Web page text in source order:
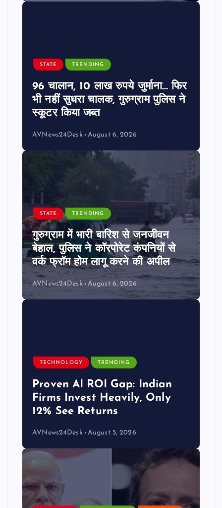
STATE TRENDING
96 चालान, 10 लाख रुपये जुर्माना… फिर
भी नहीं सुधरा चालक, गुरुग्राम पुलिस ने
स्कूटर किया जब्त
AVNews24Desk August 6, 2026
STATE TRENDING
गुरुग्राम में भारी बारिश से जनजीवन
बेहाल, पुलिस ने कॉरपोरेट कंपनियों से
वर्क फ्रॉम होम लागू करने की अपील
AVNews24Desk August 6, 2026
TECHNOLOGY TRENDING
Proven AI ROI Gap: Indian
Firms Invest Heavily, Only
12% See Returns
AVNews24Desk August 5, 2026